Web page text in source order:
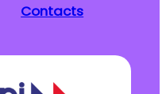
Contacts